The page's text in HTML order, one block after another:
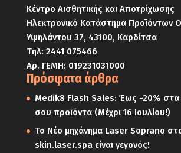
Κέντρο Αισθητικής και Αποτρίχωσης
Ηλεκτρονικό Κατάστημα Προϊόντων
Υψηλάντου 37, 43100, Καρδίτσα
Τηλ: 2441 075466
Αρ. ΓΕΜΗ: 019231031000
Πρόσφατα άρθρα
Medik8 Flash Sales: Έως -20% στα
σου προϊόντα (Μέχρι 16 Ιουλίου!)
Το Νέο μηχάνημα Laser Soprano
skin.laser.spa είναι γεγονός!